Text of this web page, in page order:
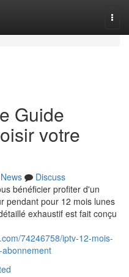
Guide
votre
News
Discuss
bénéficier profiter d'un
pendant pour 12 mois lunes
exhaustif est fait conçu
74246758/iptv-12-mois-